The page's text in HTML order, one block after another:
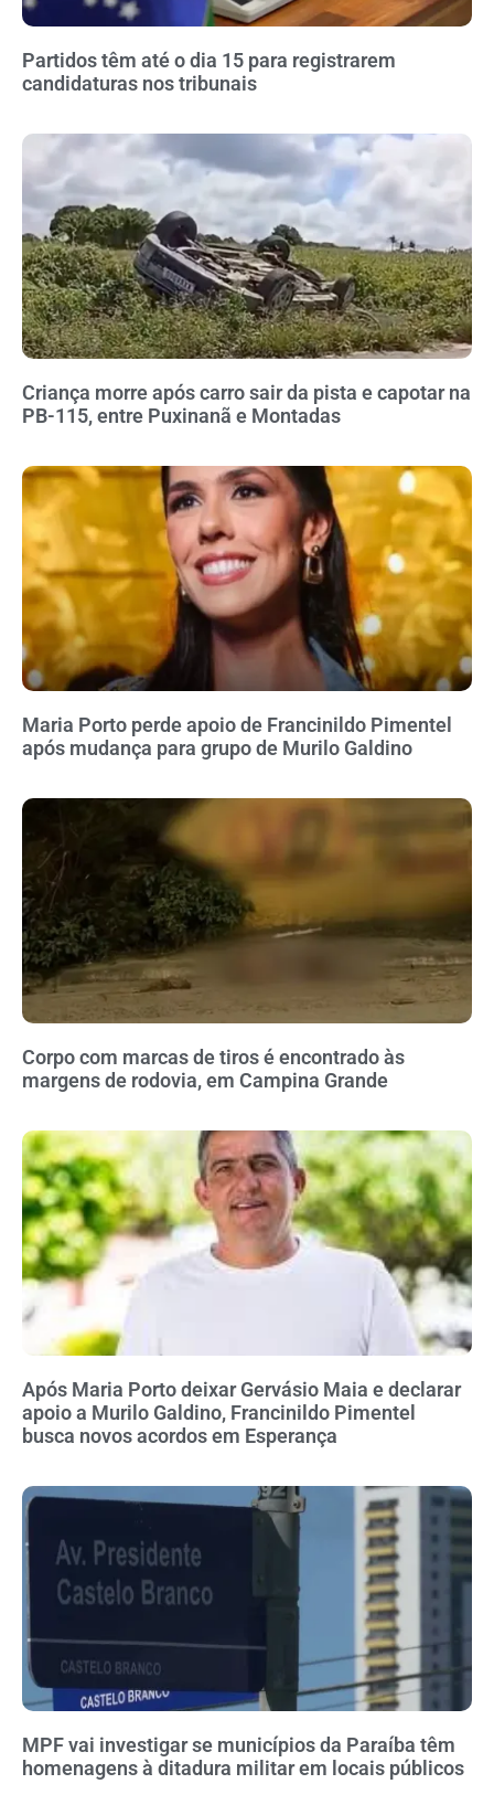
Partidos têm até o dia 15 para registrarem
candidaturas nos tribunais
Criança morre após carro sair da pista e capotar na
PB-115, entre Puxinanã e Montadas
Maria Porto perde apoio de Francinildo Pimentel
após mudança para grupo de Murilo Galdino
Corpo com marcas de tiros é encontrado às
margens de rodovia, em Campina Grande
Após Maria Porto deixar Gervásio Maia e declarar
apoio a Murilo Galdino, Francinildo Pimentel
busca novos acordos em Esperança
MPF vai investigar se municípios da Paraíba têm
homenagens à ditadura militar em locais públicos